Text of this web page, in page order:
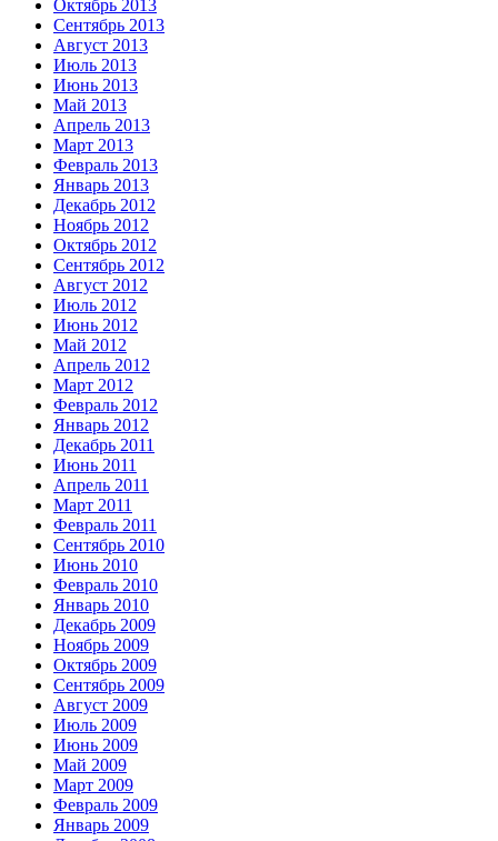
Октябрь 2013
Сентябрь 2013
Август 2013
Июль 2013
Июнь 2013
Май 2013
Апрель 2013
Март 2013
Февраль 2013
Январь 2013
Декабрь 2012
Ноябрь 2012
Октябрь 2012
Сентябрь 2012
Август 2012
Июль 2012
Июнь 2012
Май 2012
Апрель 2012
Март 2012
Февраль 2012
Январь 2012
Декабрь 2011
Июнь 2011
Апрель 2011
Март 2011
Февраль 2011
Сентябрь 2010
Июнь 2010
Февраль 2010
Январь 2010
Декабрь 2009
Ноябрь 2009
Октябрь 2009
Сентябрь 2009
Август 2009
Июль 2009
Июнь 2009
Май 2009
Март 2009
Февраль 2009
Январь 2009